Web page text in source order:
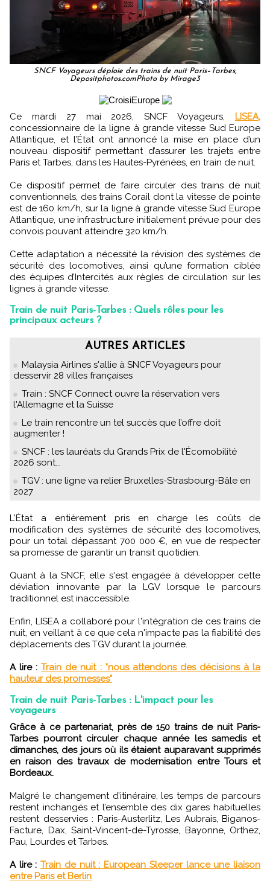
SNCF Voyageurs déploie des trains de nuit Paris–Tarbes,
Depositphotos.comPhoto by Mirage3
Ce mardi 27 mai 2026, SNCF Voyageurs, LISEA,
concessionnaire de la ligne à grande vitesse Sud Europe
Atlantique, et l’État ont annoncé la mise en place d’un
nouveau dispositif permettant d’assurer les trajets entre
Paris et Tarbes, dans les Hautes-Pyrénées, en train de nuit.
Ce dispositif permet de faire circuler des trains de nuit
conventionnels, des trains Corail dont la vitesse de pointe
est de 160 km/h, sur la ligne à grande vitesse Sud Europe
Atlantique, une infrastructure initialement prévue pour des
convois pouvant atteindre 320 km/h.
Cette adaptation a nécessité la révision des systèmes de
sécurité des locomotives, ainsi qu’une formation ciblée
des équipes d’Intercités aux règles de circulation sur les
lignes à grande vitesse.
Train de nuit Paris-Tarbes : Quels rôles pour les
principaux acteurs ?
AUTRES ARTICLES
Malaysia Airlines s'allie à SNCF Voyageurs pour
desservir 28 villes françaises
Train : SNCF Connect ouvre la réservation vers
l'Allemagne et la Suisse
Le train rencontre un tel succès que l’offre doit
augmenter !
SNCF : les lauréats du Grands Prix de l'Écomobilité
2026 sont...
TGV : une ligne va relier Bruxelles-Strasbourg-Bâle en
2027
L'État a entièrement pris en charge les coûts de
modification des systèmes de sécurité des locomotives,
pour un total dépassant 700 000 €, en vue de respecter
sa promesse de garantir un transit quotidien.
Quant à la SNCF, elle s'est engagée à développer cette
déviation innovante par la LGV lorsque le parcours
traditionnel est inaccessible.
Enfin, LISEA a collaboré pour l'intégration de ces trains de
nuit, en veillant à ce que cela n'impacte pas la fiabilité des
déplacements des TGV durant la journée.
A lire : Train de nuit : "nous attendons des décisions à la
hauteur des promesses"
Train de nuit Paris-Tarbes : L'impact pour les
voyageurs
Grâce à ce partenariat, près de 150 trains de nuit Paris-
Tarbes pourront circuler chaque année les samedis et
dimanches, des jours où ils étaient auparavant supprimés
en raison des travaux de modernisation entre Tours et
Bordeaux.
Malgré le changement d’itinéraire, les temps de parcours
restent inchangés et l’ensemble des dix gares habituelles
restent desservies : Paris-Austerlitz, Les Aubrais, Biganos-
Facture, Dax, Saint-Vincent-de-Tyrosse, Bayonne, Orthez,
Pau, Lourdes et Tarbes.
A lire : Train de nuit : European Sleeper lance une liaison
entre Paris et Berlin